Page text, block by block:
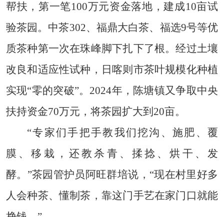
帮扶，第一笔100万元资金落地，建成10亩试
验茶园。中茶302、福鼎大白茶、福选9号等优
质茶种第一次在珠峰脚下扎下了根。经过土壤
改良和适应性试种，日喀则市茶叶规模化种植
实现“零的突破”。2024年，陈塘镇又争取中央
扶持资金70万元，将茶园扩大到20亩。
“专家们手把手教我们挖沟、施肥、覆
膜、移栽，还教杀青、揉捻、烘干、发
酵。”茶园管护员阿旺群培说，“现在村里好多
人会种茶、懂制茶，靠这门手艺在家门口就能